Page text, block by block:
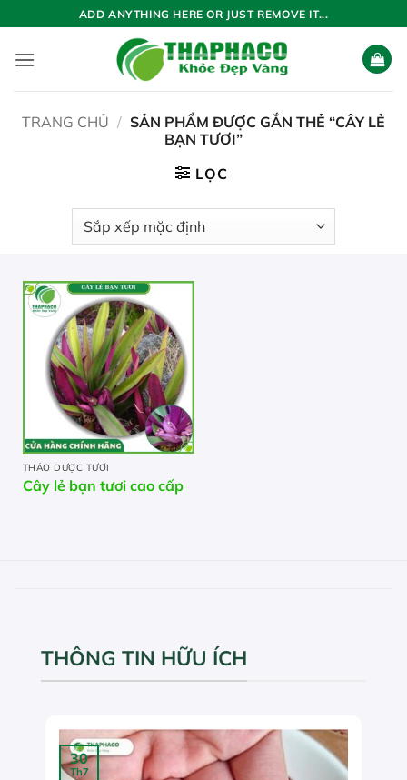
qua
nội
ADD ANYTHING HERE OR JUST REMOVE IT...
TRANG CHỦ / SẢN PHẨM ĐƯỢC GẮN THẺ “CÂY LẺ
BẠN TƯƠI”
LỌC
THẢO DƯỢC TƯƠI
Cây lẻ bạn tươi cao cấp
THÔNG TIN HỮU ÍCH
30
Th7